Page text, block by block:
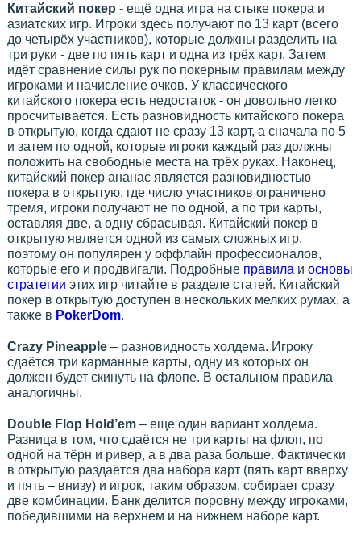
Китайский покер - ещё одна игра на стыке покера и
азиатских игр. Игроки здесь получают по 13 карт (всего
до четырёх участников), которые должны разделить на
три руки - две по пять карт и одна из трёх карт. Затем
идёт сравнение силы рук по покерным правилам между
игроками и начисление очков. У классического
китайского покера есть недостаток - он довольно легко
просчитывается. Есть разновидность китайского покера
в открытую, когда сдают не сразу 13 карт, а сначала по 5
и затем по одной, которые игроки каждый раз должны
положить на свободные места на трёх руках. Наконец,
китайский покер ананас является разновидностью
покера в открытую, где число участников ограничено
тремя, игроки получают не по одной, а по три карты,
оставляя две, а одну сбрасывая. Китайский покер в
открытую является одной из самых сложных игр,
поэтому он популярен у оффлайн профессионалов,
которые его и продвигали. Подробные правила и основы
стратегии этих игр читайте в разделе статей. Китайский
покер в открытую доступен в нескольких мелких румах, а
также в PokerDom.
Crazy Pineapple– разновидность холдема. Игроку
сдаётся три карманные карты, одну из которых он
должен будет скинуть на флопе. В остальном правила
аналогичны.
Double Flop Hold’em– еще один вариант холдема.
Разница в том, что сдаётся не три карты на флоп, по
одной на тёрн и ривер, а в два раза больше. Фактически
в открытую раздаётся два набора карт (пять карт вверху
и пять – внизу) и игрок, таким образом, собирает сразу
две комбинации. Банк делится поровну между игроками,
победившими на верхнем и на нижнем наборе карт.